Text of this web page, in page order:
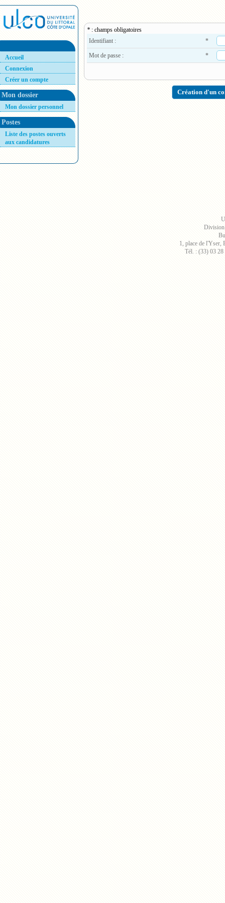
Accueil
Connexion
Créer un compte
Mon dossier
Mon dossier personnel
Postes
Liste des postes ouverts
aux candidatures
* : champs obligatoires
Identifiant :
*
mot de passe : *
Création
Division
1, place de l'Yser,
Tél. : (33) 03